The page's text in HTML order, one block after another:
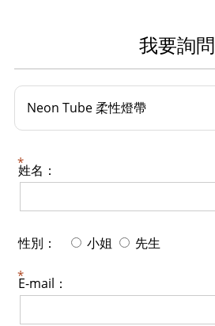
我要詢問
Neon Tube 柔性燈帶
姓名：
性別： 小姐 先生
E-mail：